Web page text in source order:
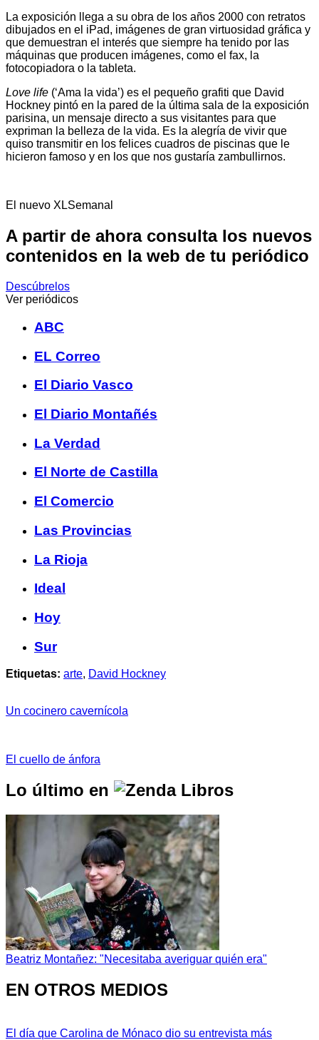
La exposición llega a su obra de los años 2000 con retratos
dibujados en el iPad, imágenes de gran virtuosidad gráfica y
que demuestran el interés que siempre ha tenido por las
máquinas que producen imágenes, como el fax, la
fotocopiadora o la tableta.
Love life (‘Ama la vida’) es el pequeño grafiti que David
Hockney pintó en la pared de la última sala de la exposición
parisina, un mensaje directo a sus visitantes para que
expriman la belleza de la vida. Es la alegría de vivir que
quiso transmitir en los felices cuadros de piscinas que le
hicieron famoso y en los que nos gustaría zambullirnos.
El nuevo XLSemanal
A partir de ahora consulta los nuevos
contenidos en la web de tu periódico
Descúbrelos
Ver periódicos
ABC
EL Correo
El Diario Vasco
El Diario Montañés
La Verdad
El Norte de Castilla
El Comercio
Las Provincias
La Rioja
Ideal
Hoy
Sur
Etiquetas: arte, David Hockney
Un cocinero cavernícola
El cuello de ánfora
Lo último en
Beatriz Montañez: "Necesitaba averiguar quién era"
EN OTROS MEDIOS
El día que Carolina de Mónaco dio su entrevista más